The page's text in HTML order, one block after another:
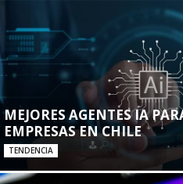
MEJORES AGENTES IA
EMPRESAS EN CHILE
TENDENCIA